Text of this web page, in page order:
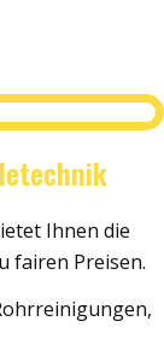
Ihnen die
fairen Preisen.